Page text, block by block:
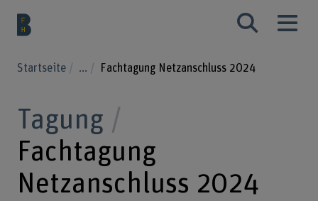
Startseite ... Fachtagung Netzanschluss 2024
Tagung
Fachtagung
Netzanschluss 2024